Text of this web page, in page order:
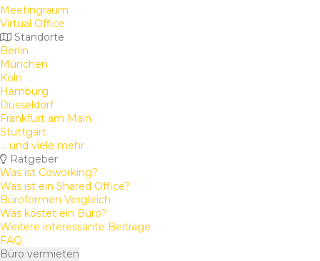
Meetingraum
Virtual Office
Standorte
Berlin
München
Köln
Hamburg
Düsseldorf
Frankfurt am Main
Stuttgart
... und viele mehr
Ratgeber
Was ist Coworking?
Was ist ein Shared Office?
Büroformen Vergleich
Was kostet ein Büro?
Weitere interessante Beiträge
FAQ
Büro vermieten